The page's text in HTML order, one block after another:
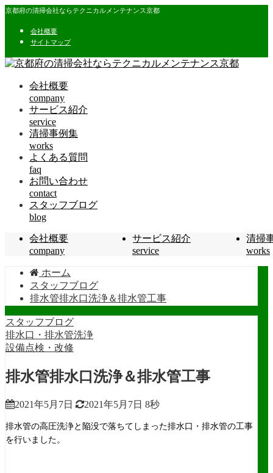
京都府の清掃会社ならテクニカルメンテナンス京都
会社概要
サイトマップ
会社概要
company
サービス紹介
service
清掃事例集
works
よくある質問
faq
お問い合わせ
contact
スタッフブログ
blog
会社概要
company
サービス紹介
service
清掃
works
ホーム
スタッフブログ
排水管排水口洗浄＆排水管工事
スタッフブログ
排水口・排水管洗浄
設備点検・改修
排水管排水口洗浄＆排水管工事
2021年5月7日 2021年5月7日 8秒
排水管の高圧洗浄と陥没で落ちてしまった排水口・排水管の工事
を行いました。